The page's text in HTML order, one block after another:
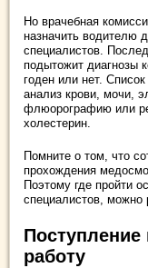
Но врачебная
назначить водителю
специалистов.
подытожит диагнозы
годен или нет.
анализ крови, мочи,
флюорографию или
холестерин.
Помните о том, что
прохождения
Поэтому где пройти
специалистов,
работу